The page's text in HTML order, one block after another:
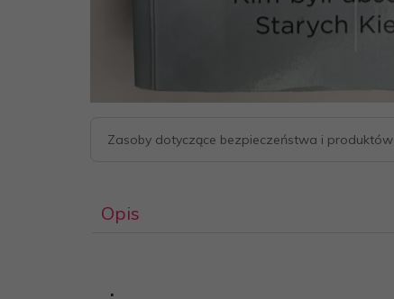
Zasoby dotyczące bezpieczeństwa i produktów
Opis
.